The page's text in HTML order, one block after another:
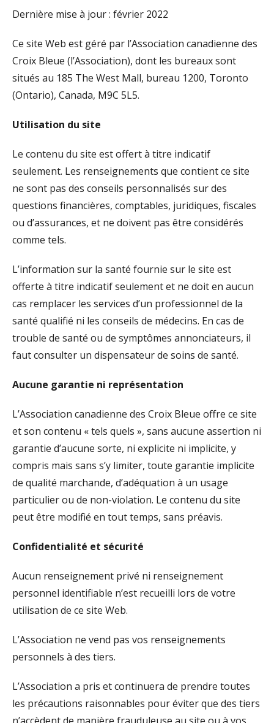
Dernière mise à jour : février 2022
Ce site Web est géré par l’Association canadienne des
Croix Bleue (l’Association), dont les bureaux sont
situés au 185 The West Mall, bureau 1200, Toronto
(Ontario), Canada, M9C 5L5.
Utilisation du site
Le contenu du site est offert à titre indicatif
seulement. Les renseignements que contient ce site
ne sont pas des conseils personnalisés sur des
questions financières, comptables, juridiques, fiscales
ou d’assurances, et ne doivent pas être considérés
comme tels.
L’information sur la santé fournie sur le site est
offerte à titre indicatif seulement et ne doit en aucun
cas remplacer les services d’un professionnel de la
santé qualifié ni les conseils de médecins. En cas de
trouble de santé ou de symptômes annonciateurs, il
faut consulter un dispensateur de soins de santé.
Aucune garantie ni représentation
L’Association canadienne des Croix Bleue offre ce site
et son contenu « tels quels », sans aucune assertion ni
garantie d’aucune sorte, ni explicite ni implicite, y
compris mais sans s’y limiter, toute garantie implicite
de qualité marchande, d’adéquation à un usage
particulier ou de non-violation. Le contenu du site
peut être modifié en tout temps, sans préavis.
Confidentialité et sécurité
Aucun renseignement privé ni renseignement
personnel identifiable n’est recueilli lors de votre
utilisation de ce site Web.
L’Association ne vend pas vos renseignements
personnels à des tiers.
L’Association a pris et continuera de prendre toutes
les précautions raisonnables pour éviter que des tiers